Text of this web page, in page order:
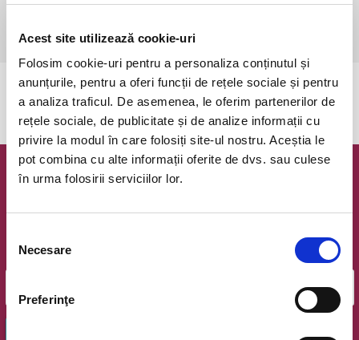
Acest site utilizează cookie-uri
Folosim cookie-uri pentru a personaliza conținutul și
anunțurile, pentru a oferi funcții de rețele sociale și pentru
a analiza traficul. De asemenea, le oferim partenerilor de
rețele sociale, de publicitate și de analize informații cu
privire la modul în care folosiți site-ul nostru. Aceștia le
pot combina cu alte informații oferite de dvs. sau culese
în urma folosirii serviciilor lor.
consimțământului
Necesare
Preferinţe
Informații suplimentare, la nr. de telefon 0773 825 249.
Evenimentul a expirat.
Newsletter @ Bilete.ro
Email